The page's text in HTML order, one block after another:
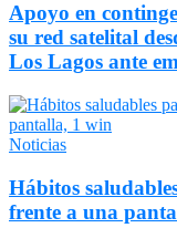
Apoyo en
su red satelital
Los Lagos ante
Noticias
Hábitos
frente a una